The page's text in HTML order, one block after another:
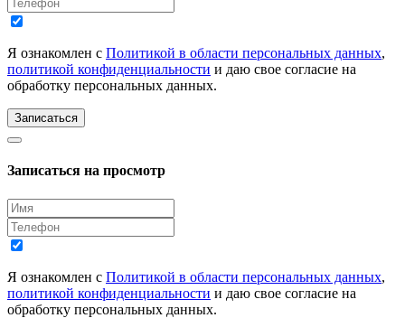
Я ознакомлен с Политикой в области персональных данных,
политикой конфиденциальности и даю свое согласие на
обработку персональных данных.
Записаться
Записаться на просмотр
Я ознакомлен с Политикой в области персональных данных,
политикой конфиденциальности и даю свое согласие на
обработку персональных данных.